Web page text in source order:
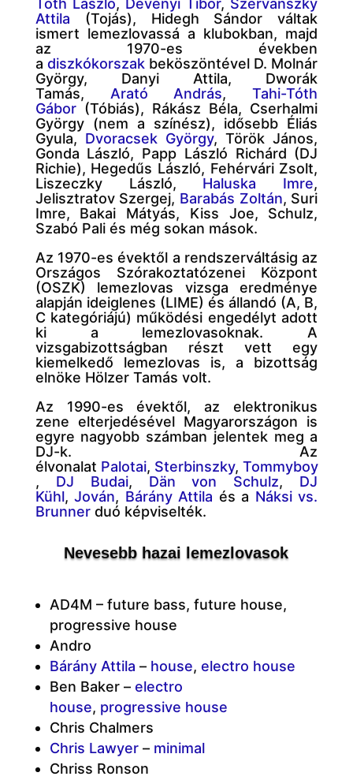
Tóth László, Dévényi Tibor, Szervánszky
Attila
(Tojás), Hidegh Sándor váltak
ismert lemezlovassá a klubokban, majd
az 1970-es években
a diszkókorszak beköszöntével D. Molnár
György, Danyi Attila, Dworák
Tamás,
Arató András,
Tahi-Tóth
Gábor (Tóbiás), Rákász Béla, Cserhalmi
György (nem a színész), idősebb Éliás
Gyula, Dvoracsek György, Török János,
Gonda László, Papp László Richárd (DJ
Richie), Hegedűs László, Fehérvári Zsolt,
Liszeczky László,
Haluska Imre,
Jelisztratov Szergej, Barabás Zoltán, Suri
Imre, Bakai Mátyás, Kiss Joe, Schulz,
Szabó Pali és még sokan mások.
Az 1970-es évektől a rendszerváltásig az
Országos Szórakoztatózenei Központ
(OSZK) lemezlovas vizsga eredménye
alapján ideiglenes (LIME) és állandó (A, B,
C kategóriájú) működési engedélyt adott
ki a lemezlovasoknak. A
vizsgabizottságban részt vett egy
kiemelkedő lemezlovas is, a bizottság
elnöke Hölzer Tamás volt.
Az 1990-es évektől, az elektronikus
zene elterjedésével Magyarországon is
egyre nagyobb számban jelentek meg a
DJ-k. Az
élvonalat Palotai, Sterbinszky, Tommyboy
,
DJ Budai, Dän von Schulz,
DJ
Kühl, Jován, Bárány Attila és a Náksi vs.
Brunner duó képviselték.
Nevesebb hazai lemezlovasok
AD4M – future bass, future house,
progressive house
Andro
Bárány Attila – house, electro house
Ben Baker – electro
house, progressive house
Chris Chalmers
Chris Lawyer – minimal
Chriss Ronson